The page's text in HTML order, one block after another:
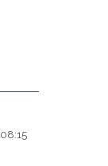
08:15